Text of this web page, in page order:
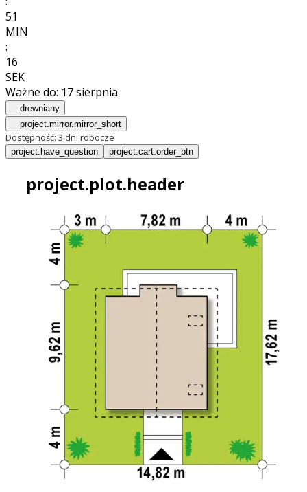
51
MIN
:
14
SEK
Ważne do: 17 sierpnia
drewniany
project.mirror.mirror_short
Dostępność: 3 dni robocze
project.have_question project.cart.order_btn
project.plot.header